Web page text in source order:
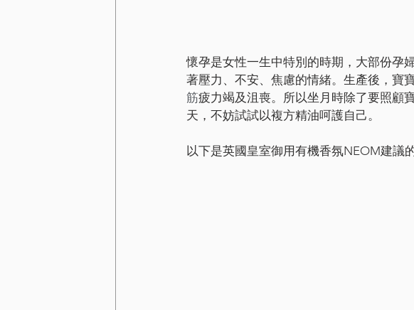
懷孕是女性一生中特別的時期，大部份孕
著壓力、不安、焦慮的情緒。生產後，寶
筋疲力竭及沮喪。所以坐月時除了要照顧
天，不妨試試以複方精油呵護自己。
以下是英國皇室御用有機香氛NEOM建議